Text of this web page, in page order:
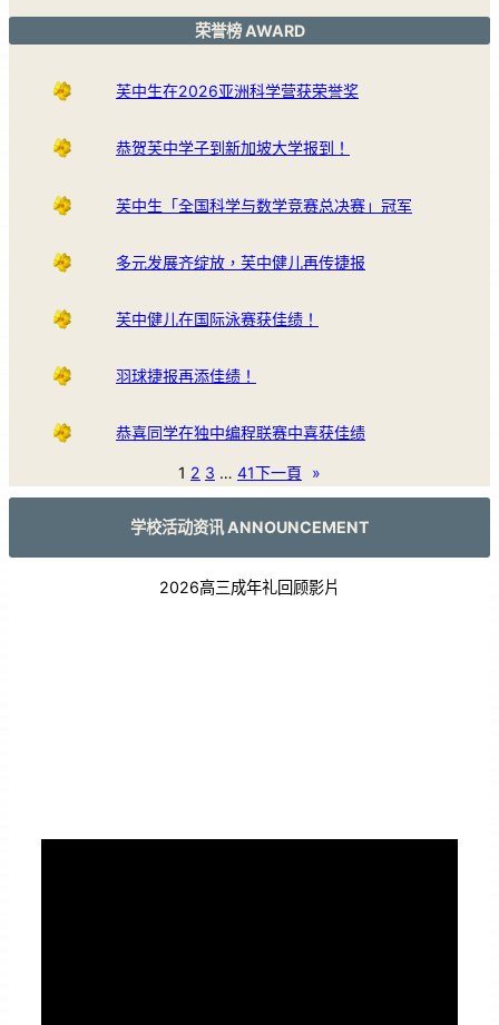
荣誉榜 AWARD
芙中生在2026亚洲科学营获荣誉奖
恭贺芙中学子到新加坡大学报到！
芙中生「全国科学与数学竞赛总决赛」冠军
多元发展齐绽放，芙中健儿再传捷报
芙中健儿在国际泳赛获佳绩！
羽球捷报再添佳绩！
恭喜同学在独中编程联赛中喜获佳绩
1 2 3 … 41下一頁 »
学校活动资讯 ANNOUNCEMENT
2026高三成年礼回顾影片